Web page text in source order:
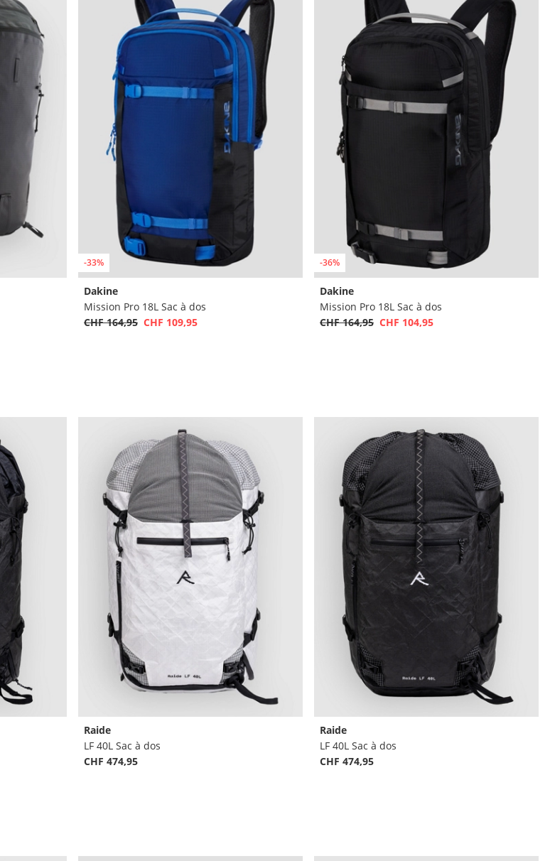
-33%
Dakine
Mission Pro 18L Sac à dos
CHF 164,95 CHF 109,95
-36%
Dakine
Mission Pro 18L Sac à dos
CHF 164,95 CHF 104,95
Raide
LF 40L Sac à dos
CHF 474,95
Raide
LF 40L Sac à dos
CHF 474,95